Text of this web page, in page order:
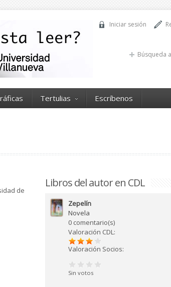
Iniciar sesión
Búsqueda
Tertulias Escríbenos
de
Libros del autor en CDL
Zepelín
Novela
0 comentario(s)
Valoración CDL:
Valoración Socios:
Sin votos